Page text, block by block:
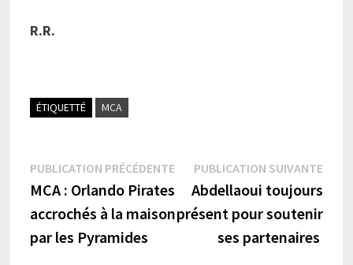
R.R.
ÉTIQUETTÉ MCA
Navigation
de
l’article
PUBLICATION PRÉCÉDENTEPublication
précédente :
MCA : Orlando Pirates
accrochés à la maison
par les Pyramides
PUBLICATION SUIVANTE
Abdellaoui toujours
présent pour soutenir
ses partenaires